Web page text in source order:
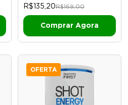
R$135,20R$169,00
OFERTA